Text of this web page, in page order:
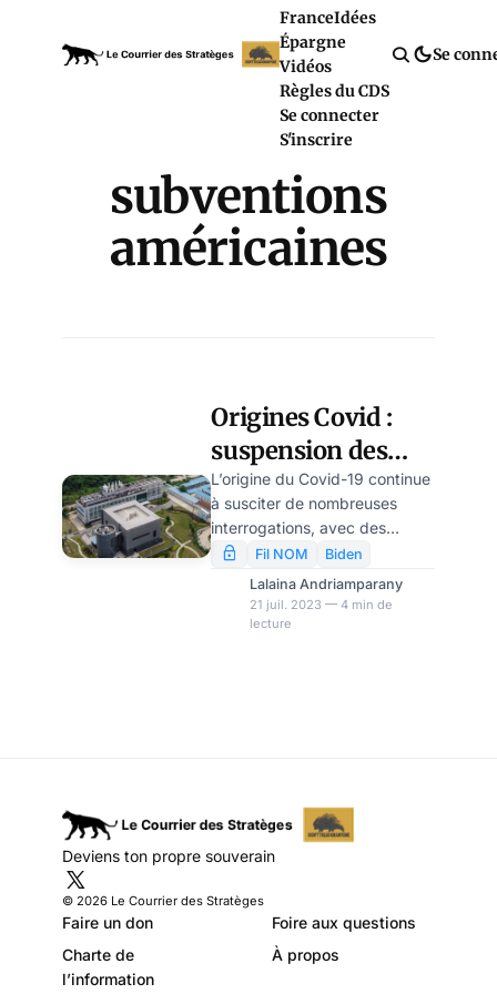
FranceIdées
Épargne
Vidéos
Règles du CDS
Se connecter
S'inscrire
Se
subventions
américaines
Origines Covid :
suspension des
subventions du
Pentagone à
l’Institut de
virologie de Wuhan
L’origine du Covid-19 continue
à susciter de nombreuses
interrogations, avec des
théories divergentes
concernant la transmission du
virus à l’homme ou une
possible fuite de laboratoire.
accordées à cet
établissement.
Fil NOM
Biden
Lalaina Andriamparany
21 juil. 2023 — 4 min de
lecture
Deviens ton propre souverain
© 2026 Le Courrier des Stratèges
Faire un don
Foire aux questions
Charte de
l’information
À propos